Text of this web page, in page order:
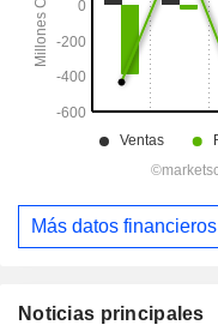
Más datos financieros
Noticias principales